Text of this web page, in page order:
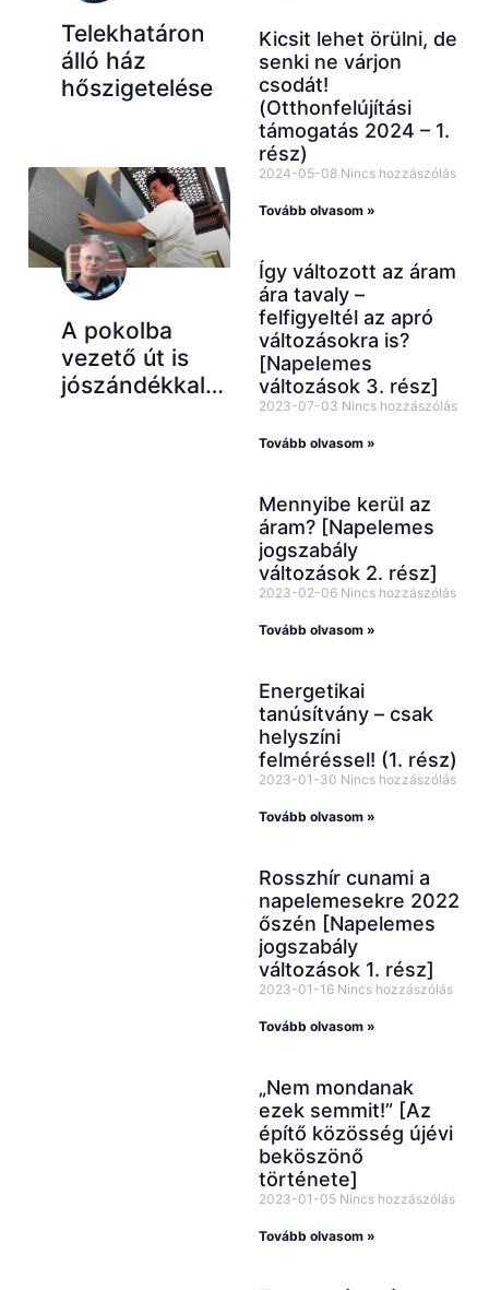
Telekhatáron
álló ház
hőszigetelése
A pokolba
vezető út is
jószándékkal…
Kicsit lehet örülni, de
senki ne várjon
csodát!
(Otthonfelújítási
támogatás 2024 – 1.
rész)
2024-05-08 Nincs hozzászólás
Tovább olvasom »
Így változott az áram
ára tavaly –
felfigyeltél az apró
változásokra is?
[Napelemes
változások 3. rész]
2023-07-03 Nincs hozzászólás
Tovább olvasom »
Mennyibe kerül az
áram? [Napelemes
jogszabály
változások 2. rész]
2023-02-06 Nincs hozzászólás
Tovább olvasom »
Energetikai
tanúsítvány – csak
helyszíni
felméréssel! (1. rész)
2023-01-30 Nincs hozzászólás
Tovább olvasom »
Rosszhír cunami a
napelemesekre 2022
őszén [Napelemes
jogszabály
változások 1. rész]
2023-01-16 Nincs hozzászólás
Tovább olvasom »
„Nem mondanak
ezek semmit!” [Az
építő közösség újévi
beköszönő
története]
2023-01-05 Nincs hozzászólás
Tovább olvasom »